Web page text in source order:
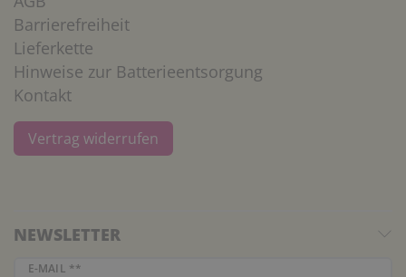
Barrierefreiheit
Lieferkette
Hinweise zur Batterieentsorgung
Kontakt
Vertrag widerrufen
NEWSLETTER
E-MAIL **
Newsletter Honig